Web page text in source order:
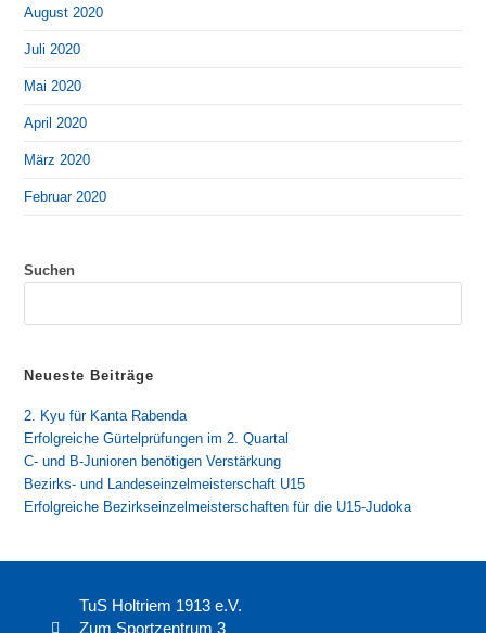
August 2020
Juli 2020
Mai 2020
April 2020
März 2020
Februar 2020
Suchen
Neueste Beiträge
2. Kyu für Kanta Rabenda
Erfolgreiche Gürtelprüfungen im 2. Quartal
C- und B-Junioren benötigen Verstärkung
Bezirks- und Landeseinzelmeisterschaft U15
Erfolgreiche Bezirkseinzelmeisterschaften für die U15-Judoka
TuS Holtriem 1913 e.V.
Zum Sportzentrum 3